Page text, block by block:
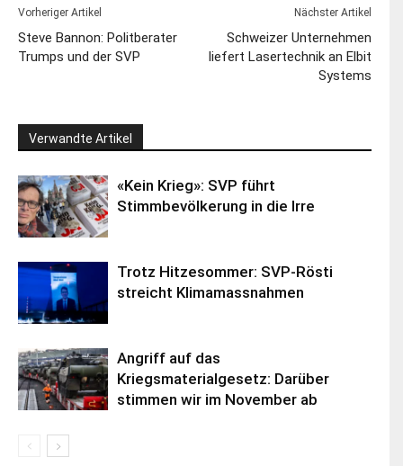
Vorheriger Artikel
Steve Bannon: Politberater
Trumps und der SVP
Nächster Artikel
Schweizer Unternehmen
liefert Lasertechnik an Elbit
Systems
Verwandte Artikel
«Kein Krieg»: SVP führt
Stimmbevölkerung in die Irre
Trotz Hitzesommer: SVP-Rösti
streicht Klimamassnahmen
Angriff auf das
Kriegsmaterialgesetz: Darüber
stimmen wir im November ab